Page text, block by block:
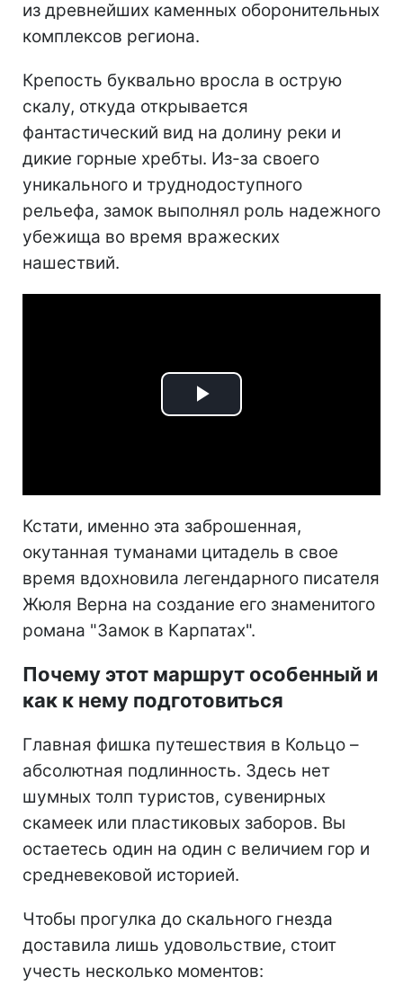
из древнейших каменных оборонительных
комплексов региона.
Крепость буквально вросла в острую
скалу, откуда открывается
фантастический вид на долину реки и
дикие горные хребты. Из-за своего
уникального и труднодоступного
рельефа, замок выполнял роль надежного
убежища во время вражеских
нашествий.
Play
Кстати, именно эта заброшенная,
окутанная туманами цитадель в свое
время вдохновила легендарного писателя
Жюля Верна на создание его знаменитого
романа "Замок в Карпатах".
Почему этот маршрут особенный и
как к нему подготовиться
Главная фишка путешествия в Кольцо –
абсолютная подлинность. Здесь нет
шумных толп туристов, сувенирных
скамеек или пластиковых заборов. Вы
остаетесь один на один с величием гор и
средневековой историей.
Чтобы прогулка до скального гнезда
доставила лишь удовольствие, стоит
учесть несколько моментов: